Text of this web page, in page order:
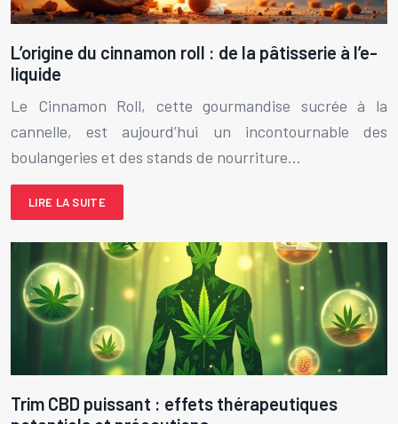
L’origine du cinnamon roll : de la pâtisserie à l’e-
liquide
Le Cinnamon Roll, cette gourmandise sucrée à la
cannelle, est aujourd’hui un incontournable des
boulangeries et des stands de nourriture…
LIRE LA SUITE
Trim CBD puissant : effets thérapeutiques